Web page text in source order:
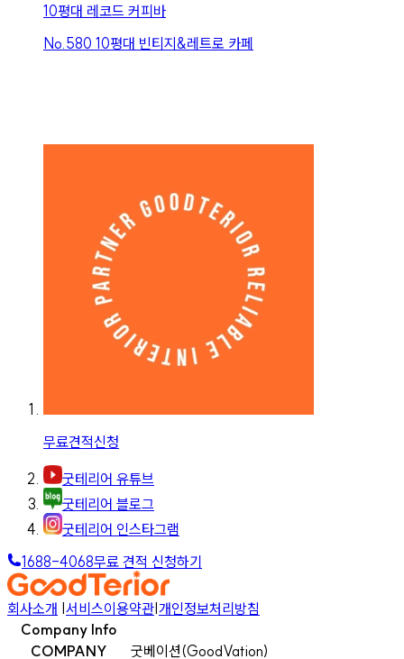
10평대 레코드 커피바
No. 580 10평대 빈티지&레트로 카페
무료견적신청
굿테리어 유튜브
굿테리어 블로그
굿테리어 인스타그램
1688-4068무료 견적 신청하기
회사소개 |서비스이용약관|개인정보처리방침
Company Info
COMPANY
굿베이션(GoodVation)